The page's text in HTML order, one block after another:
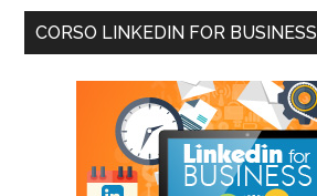
CORSO LINKEDIN FOR BUSINESS